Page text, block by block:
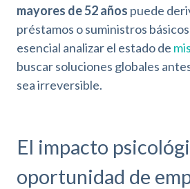
mayores de 52 años puede
préstamos o suministros
esencial analizar el estado de
buscar soluciones globales
sea irreversible.
El impacto
oportunidad de